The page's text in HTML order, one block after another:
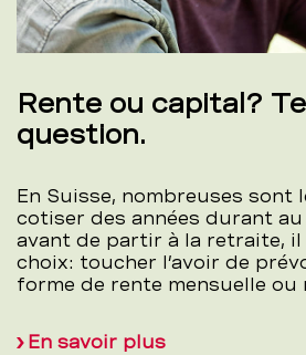
Rente ou capital?
question.
En Suisse, nombreuses sont
cotiser des années durant
avant de partir à la retraite,
choix: toucher l’avoir de
forme de rente mensuelle
En savoir plus